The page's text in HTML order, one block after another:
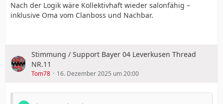
Nach der Logik wäre Kollektivhaft wieder salonfähig –
inklusive Oma vom Clanboss und Nachbar.
Stimmung / Support Bayer 04 Leverkusen Thread
NR.11
Tom78 16. Dezember 2025 um 20:00